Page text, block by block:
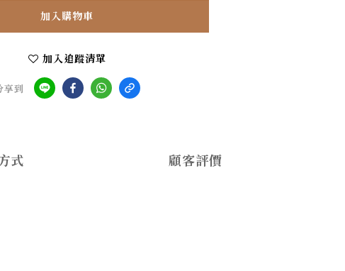
加入購物車
加入追蹤清單
享到
式 顧客評價